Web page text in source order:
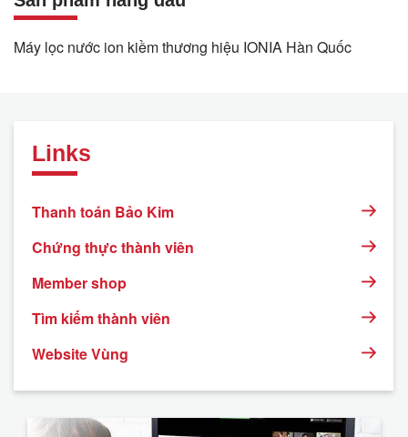
Máy lọc nước ion kiềm thương hiệu IONIA Hàn Quốc
Links
Thanh toán Bảo Kim
Chứng thực thành viên
Member shop
Tìm kiếm thành viên
Website Vùng